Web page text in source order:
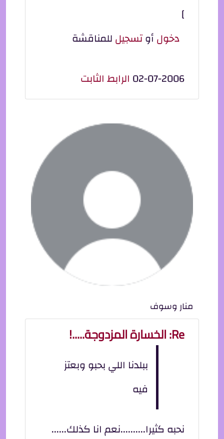
]
دخولأوتسجيلللمناقشة
02-07-2006 الرابط الثابت
منار وسوف
Re: الخسارة المزدوجة.....!
ببلدنا اللي بحبو وبعتز
فيه
نحبه كثيرا..........نعم انا كذلك......